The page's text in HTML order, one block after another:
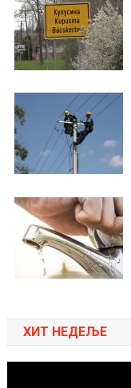
ХИТ НЕДЕЉЕ